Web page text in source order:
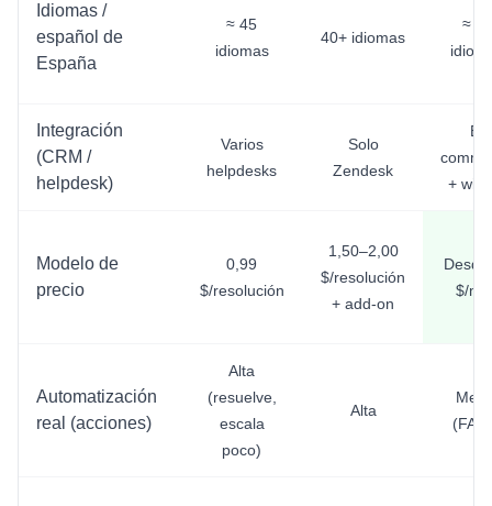
Idiomas /
español de
España
≈ 45
idiomas
40+ idiomas
≈ 16
Integración
(CRM /
helpdesk)
Varios
helpdesks
Solo
Zendesk
E-
+
Modelo de
precio
0,99
$/resolución
1,50–2,00
$/resolución
+ add-on
$/
Automatización
real (acciones)
Alta
(resuelve,
escala
poco)
Alta